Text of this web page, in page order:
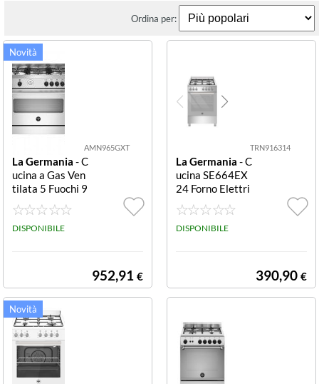
Ordina per:
AMN965GXT
La Germania - C
ucina a Gas Ven
tilata 5 Fuochi 9
0 cm Cucina 90x
60 cm, 5 fuochi,
forno a gas vent
ouch, alzatina in
acciaio, volume f
orno 115 lt., ter
mometro, classe
energetica A+.
DISPONIBILE
952,91 €
TRN916314
La Germania - C
ucina SE664EX
24 Forno Elettri
co Ventilato 60
L CUCINA 60C
M 4F/GAS F.ELE
DISPONIBILE
390,90 €